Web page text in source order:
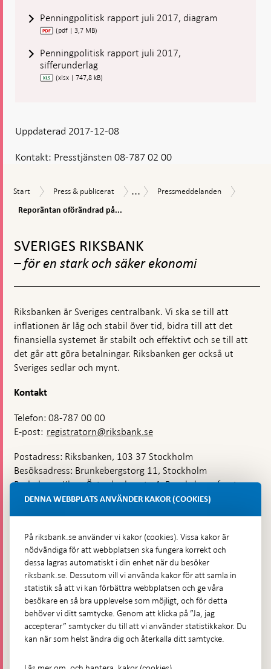
Penningpolitisk rapport juli 2017, diagram
(pdf | 3,7 MB)
Penningpolitisk rapport juli 2017,
sifferunderlag
(xlsx | 747,8 kB)
Kontakt: Presstjänsten 08-787 02 00
Uppdaterad 2017-12-08
Start
Start
Press
publicerat
Press & publicerat
Nyheter
... Pressmeddelanden
Pressmeddelanden
Reporäntan oförändrad på...
toppnavigation
SVERIGES RIKSBANK
– för en stark och säker ekonomi
Riksbanken är Sveriges centralbank. Vi ska se till att
inflationen är låg och stabil över tid, bidra till att det
finansiella systemet är stabilt och effektivt och se till att
det går att göra betalningar. Riksbanken ger också ut
Sveriges sedlar och mynt.
Kontakt
Telefon: 08-787 00 00
E-post: registratorn@riksbank.se
Postadress: Riksbanken, 103 37 Stockholm
Besöksadress: Brunkebergstorg 11, Stockholm
Budadress: Klara Östra kyrkogata 4, Brunkebergsfaret,
Lastplats 6
Hitta direkt
Frågor och svar-
Öppnas
i
ny
flik
Till Riksbankens webbarkiv-
Öppnas
i
ny
Presskontakt
Integritetspolicy
DENNA WEBBPLATS ANVÄNDER KAKOR (COOKIES)
På riksbank.se använder vi kakor (cookies). Vissa kakor är
nödvändiga för att webbplatsen ska fungera korrekt och
dessa lagras automatiskt i din enhet när du besöker
riksbank.se. Dessutom vill vi använda kakor för att samla in
statistik så att vi kan förbättra webbplatsen och ge våra
besökare en så bra upplevelse som möjligt, och för detta
behöver vi ditt samtycke. Genom att klicka på ”Ja, jag
accepterar” samtycker du till att vi använder statistikkakor. Du
kan när som helst ändra dig och återkalla ditt samtycke.